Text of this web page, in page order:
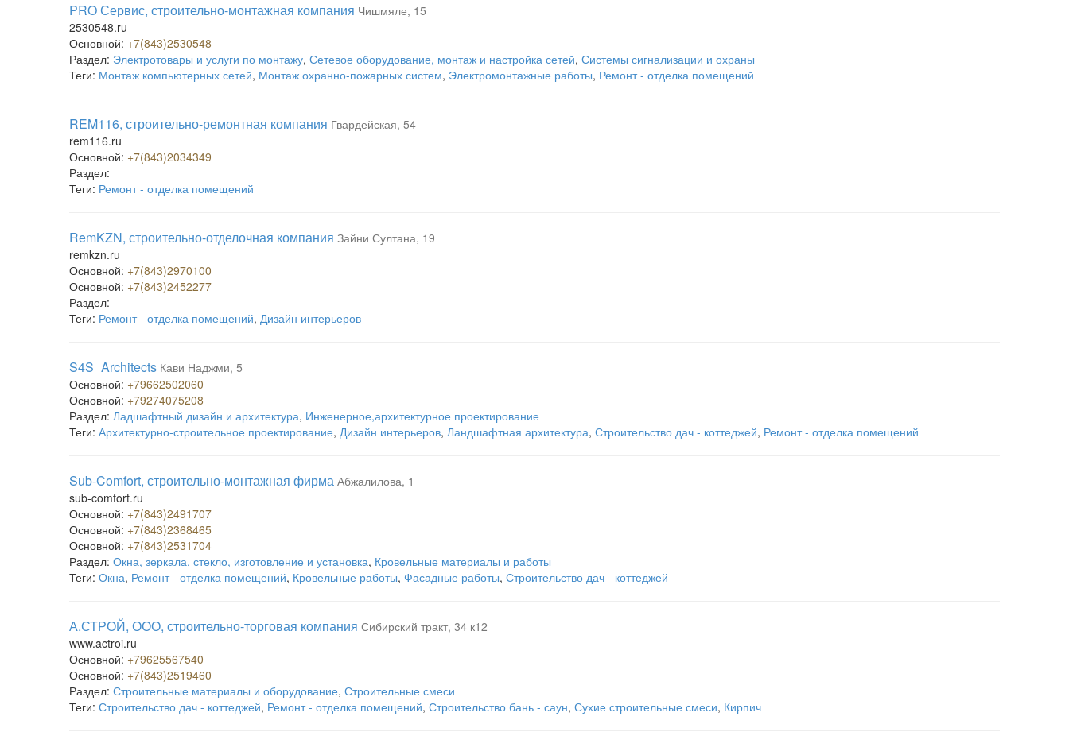
PRO Сервис, строительно-монтажная компания Чишмяле, 15
2530548.ru
Основной: +7(843)2530548
Раздел: Электротовары и услуги по монтажу, Сетевое оборудование, монтаж и настройка сетей, Системы сигнализации и охраны
Теги: Монтаж компьютерных сетей, Монтаж охранно-пожарных систем, Электромонтажные работы, Ремонт - отделка помещений
REM116, строительно-ремонтная компания Гвардейская, 54
rem116.ru
Основной: +7(843)2034349
Раздел:
Теги: Ремонт - отделка помещений
RemKZN, строительно-отделочная компания Зайни Султана, 19
remkzn.ru
Основной: +7(843)2970100
Основной: +7(843)2452277
Раздел:
Теги: Ремонт - отделка помещений, Дизайн интерьеров
S4S_Architects Кави Наджми, 5
Основной: +79662502060
Основной: +79274075208
Раздел: Ладшафтный дизайн и архитектура, Инженерное,архитектурное проектирование
Теги: Архитектурно-строительное проектирование, Дизайн интерьеров, Ландшафтная архитектура, Строительство дач - коттеджей, Ремонт - отделка помещений
Sub-Comfort, строительно-монтажная фирма Абжалилова, 1
sub-comfort.ru
Основной: +7(843)2491707
Основной: +7(843)2368465
Основной: +7(843)2531704
Раздел: Окна, зеркала, стекло, изготовление и установка, Кровельные материалы и работы
Теги: Окна, Ремонт - отделка помещений, Кровельные работы, Фасадные работы, Строительство дач - коттеджей
А.СТРОЙ, ООО, строительно-торговая компания Сибирский тракт, 34 к12
www.actroi.ru
Основной: +79625567540
Основной: +7(843)2519460
Раздел: Строительные материалы и оборудование, Строительные смеси
Теги: Строительство дач - коттеджей, Ремонт - отделка помещений, Строительство бань - саун, Сухие строительные смеси, Кирпич